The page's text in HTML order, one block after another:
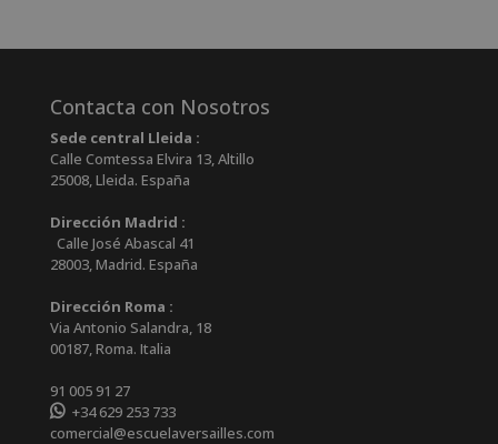
Contacta con Nosotros
Sede central Lleida :
Calle Comtessa Elvira 13, Altillo
25008, Lleida. España
Dirección Madrid :
Calle José Abascal 41
28003, Madrid. España
Dirección Roma :
Via Antonio Salandra, 18
00187, Roma. Italia
91 005 91 27
+34 629 253 733
comercial@escuelaversailles.com